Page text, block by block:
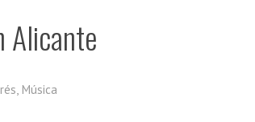
Alicante
, Música